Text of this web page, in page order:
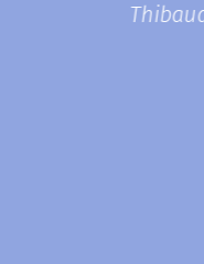
Thibaud ,